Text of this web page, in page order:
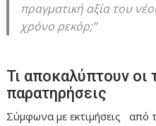
πραγματική αξία του
χρόνο ρεκόρ;”
Τι αποκαλύπτουν οι
παρατηρήσεις
Σύμφωνα με εκτιμήσεις από